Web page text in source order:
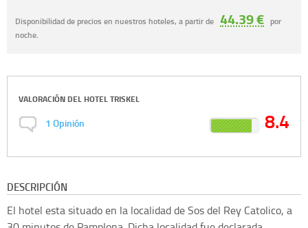
Disponibilidad de precios en nuestros hoteles, a partir de 44.39 € por
noche.
VALORACIÓN DEL HOTEL TRISKEL
1 Opinión 8.4
DESCRIPCIÓN
El hotel esta situado en la localidad de Sos del Rey Catolico, a